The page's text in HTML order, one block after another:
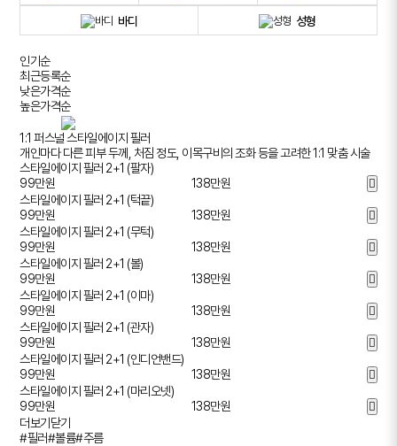
바디 성형
인기순
최근등록순
낮은가격순
높은가격순
1:1 퍼스널 스타일에이지 필러
개인마다 다른 피부 두께, 처짐 정도, 이목구비의 조화 등을 고려한 1:1 맞춤 시술
스타일에이지 필러 2+1 (팔자)
99만원
138만원
스타일에이지 필러 2+1 (턱끝)
99만원
138만원
스타일에이지 필러 2+1 (무턱)
99만원
138만원
스타일에이지 필러 2+1 (볼)
99만원
138만원
스타일에이지 필러 2+1 (이마)
99만원
138만원
스타일에이지 필러 2+1 (관자)
99만원
138만원
스타일에이지 필러 2+1 (인디언밴드)
99만원
138만원
스타일에이지 필러 2+1 (마리오넷)
99만원
138만원
더보기닫기
#필러#볼륨#주름